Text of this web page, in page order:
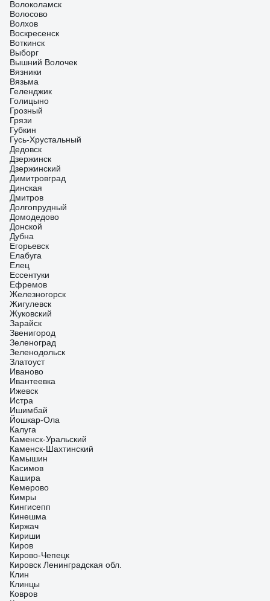
Волоколамск
Волосово
Волхов
Воскресенск
Воткинск
Выборг
Вышний Волочек
Вязники
Вязьма
Геленджик
Голицыно
Грозный
Грязи
Губкин
Гусь-Хрустальный
Дедовск
Дзержинск
Дзержинский
Димитровград
Динская
Дмитров
Долгопрудный
Домодедово
Донской
Дубна
Егорьевск
Елабуга
Елец
Ессентуки
Ефремов
Железногорск
Жигулевск
Жуковский
Зарайск
Звенигород
Зеленоград
Зеленодольск
Златоуст
Иваново
Ивантеевка
Ижевск
Истра
Ишимбай
Йошкар-Ола
Калуга
Каменск-Уральский
Каменск-Шахтинский
Камышин
Касимов
Кашира
Кемерово
Кимры
Кингисепп
Кинешма
Киржач
Кириши
Киров
Кирово-Чепецк
Кировск Ленинградская обл.
Клин
Клинцы
Ковров